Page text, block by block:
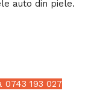
auto din piele.
193 027